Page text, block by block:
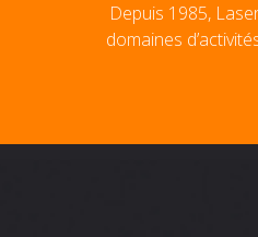
Depuis 1985,
domaines